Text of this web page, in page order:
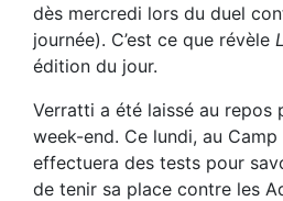
dès mercredi lors du duel
journée). C’est ce que révèle
édition du jour.
Verratti a été laissé au repos
week-end. Ce lundi, au
effectuera des tests pour
de tenir sa place contre les